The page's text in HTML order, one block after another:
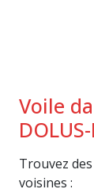
Voile
Trouvez
voisines :